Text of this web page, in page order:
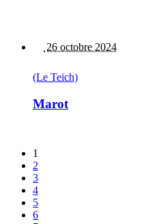
26 octobre 2024
(Le Teich)
Marot
1
2
3
4
5
6